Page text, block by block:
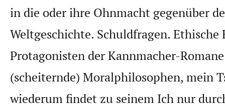
in die oder ihre Ohnmacht gegenüber
Weltgeschichte. Schuldfragen. Ethische
Protagonisten der Kannmacher-
(scheiternde) Moralphilosophen, mein
wiederum findet zu seinem Ich nur